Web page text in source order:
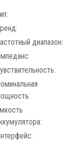
диапазон: